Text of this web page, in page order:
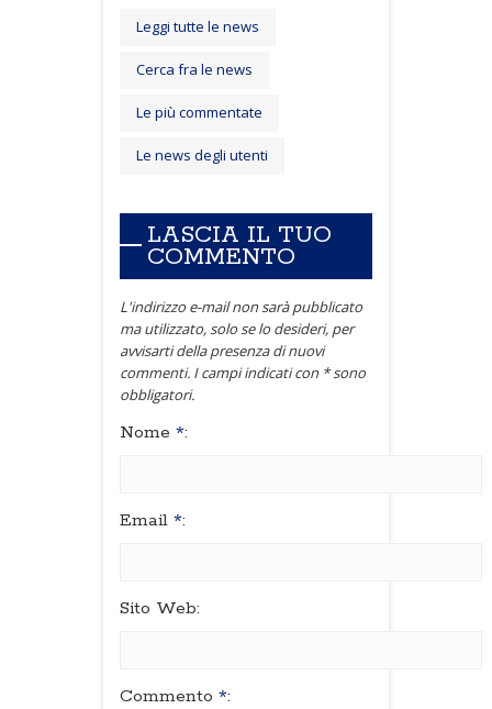
Leggi tutte le news
Cerca fra le news
Le più commentate
Le news degli utenti
LASCIA IL TUO
COMMENTO
L'indirizzo e-mail non sarà pubblicato
ma utilizzato, solo se lo desideri, per
avvisarti della presenza di nuovi
commenti. I campi indicati con * sono
obbligatori.
Nome *:
Email *:
Sito Web:
Commento *: